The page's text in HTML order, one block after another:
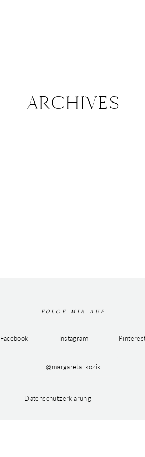
ARCHIVES
FOLGE MIR AUF
Facebook Instagram
@margareta_kozik
Datenschutzerklärung